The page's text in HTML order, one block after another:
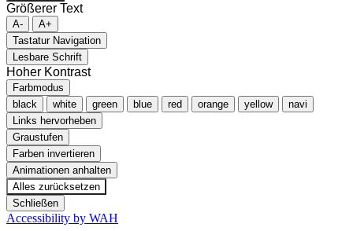
Größerer Text
A-
A+
Tastatur Navigation
Lesbare Schrift
Hoher Kontrast
Farbmodus
black
white green blue red orange yellow
navi
Links hervorheben
Graustufen
Farben invertieren
Animationen anhalten
Alles zurücksetzen
Schließen
Accessibility by WAH